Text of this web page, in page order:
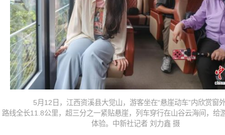
5月12日，江西资溪县大觉山，游客坐在“悬崖动车”内欣赏窗
路线全长11.8公里，超三分之一紧贴悬崖，列车穿行在山谷云海间，给
体验。中新社记者 刘力鑫 摄